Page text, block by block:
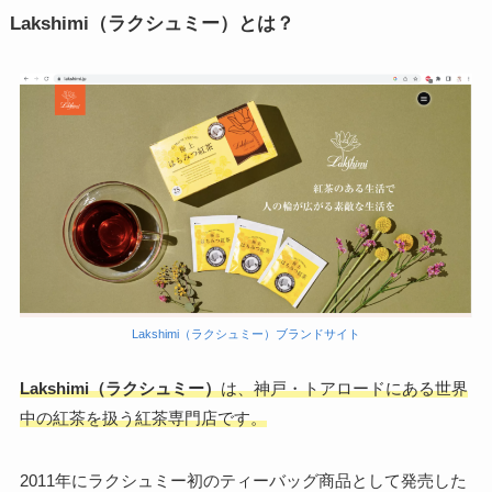
Lakshimi（ラクシュミー）とは？
Lakshimi（ラクシュミー）ブランドサイト
Lakshimi（ラクシュミー）は、神戸・トアロードにある世界
中の紅茶を扱う紅茶専門店です。
2011年にラクシュミー初のティーバッグ商品として発売した